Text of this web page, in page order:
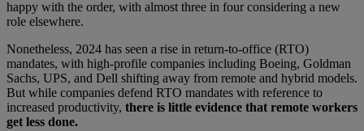
happy with the order, with almost three in four considering a new
role elsewhere.
Nonetheless, 2024 has seen a rise in return-to-office (RTO)
mandates, with high-profile companies including Boeing, Goldman
Sachs, UPS, and Dell shifting away from remote and hybrid models.
But while companies defend RTO mandates with reference to
increased productivity, there is little evidence that remote workers
get less done.